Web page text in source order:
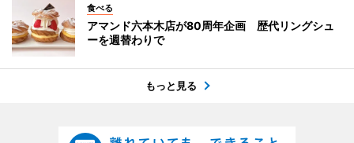
食べる
アマンド六本木店が80周年企画 歴代リングシュ
ーを週替わりで
もっと見る